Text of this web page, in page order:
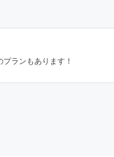
ランもあります！